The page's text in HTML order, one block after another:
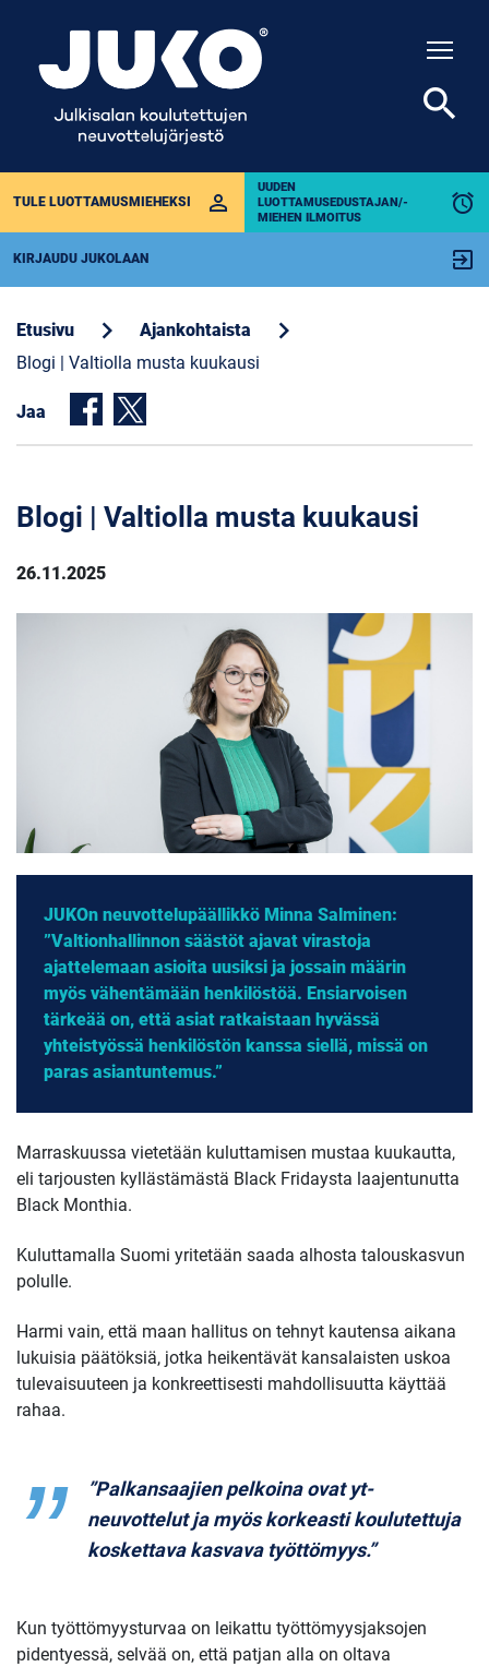
TULE LUOTTAMUSMIEHEKSI perm_identity
UUDEN
LUOTTAMUSEDUSTAJAN/-
MIEHEN ILMOITUS
alarm
KIRJAUDU JUKOLAAN exit_to_app
search
Etusivu chevron_right Ajankohtaista chevron_right
Blogi | Valtiolla musta kuukausi
Jaa
Blogi | Valtiolla musta kuukausi
26.11.2025
JUKOn neuvottelupäällikkö Minna Salminen:
”Valtionhallinnon säästöt ajavat virastoja
ajattelemaan asioita uusiksi ja jossain määrin
myös vähentämään henkilöstöä. Ensiarvoisen
tärkeää on, että asiat ratkaistaan hyvässä
yhteistyössä henkilöstön kanssa siellä, missä on
paras asiantuntemus.”
Marraskuussa vietetään kuluttamisen mustaa kuukautta,
eli tarjousten kyllästämästä Black Fridaysta laajentunutta
Black Monthia.
Kuluttamalla Suomi yritetään saada alhosta talouskasvun
polulle.
Harmi vain, että maan hallitus on tehnyt kautensa aikana
lukuisia päätöksiä, jotka heikentävät kansalaisten uskoa
tulevaisuuteen ja konkreettisesti mahdollisuutta käyttää
rahaa.
”Palkansaajien pelkoina ovat yt-
neuvottelut ja myös korkeasti koulutettuja
koskettava kasvava työttömyys.”
Kun työttömyysturvaa on leikattu työttömyysjaksojen
pidentyessä, selvää on, että patjan alla on oltava